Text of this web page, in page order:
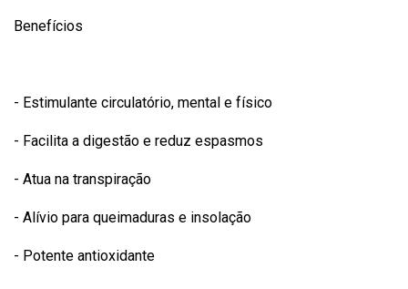
Benefícios
- Estimulante circulatório, mental e físico
- Facilita a digestão e reduz espasmos
- Atua na transpiração
- Alívio para queimaduras e insolação
- Potente antioxidante